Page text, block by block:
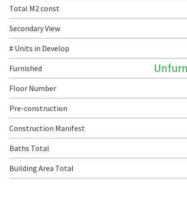
Total M2 const
Secondary View
# Units in Develop
Furnished
Floor Number
Pre-construction
Construction Manifest
Baths Total
Building Area Total